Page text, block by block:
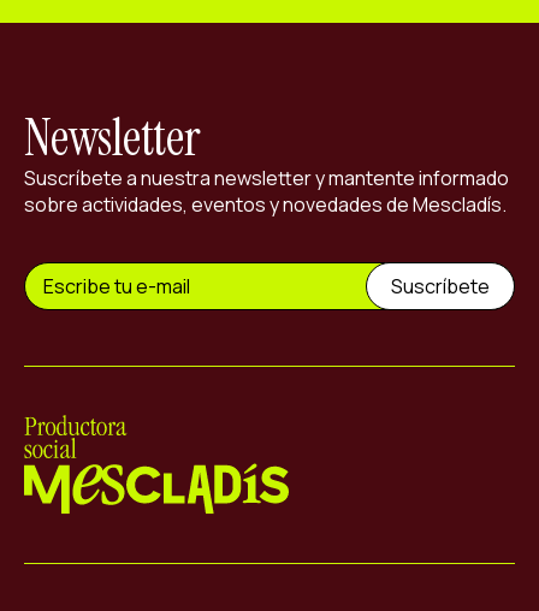
Newsletter
Suscríbete a nuestra newsletter y mantente informado
sobre actividades, eventos y novedades de Mescladís.